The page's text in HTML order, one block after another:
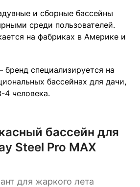
и сборные бассейны
среди пользователей.
на фабриках в Америке и
бренд специализируется на
бассейнах для дачи,
4 человека.
бассейн для
Steel Pro MAX
для жаркого лета